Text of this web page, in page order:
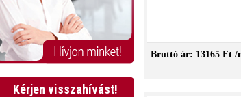
Kérjen visszahívást!
Bruttó ár: 13165 Ft /